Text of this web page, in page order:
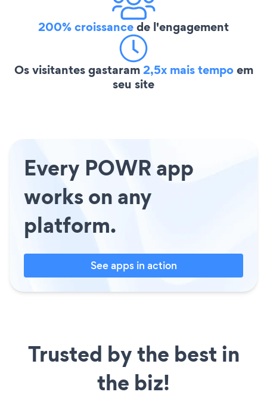
200% croissancede l'engagement
Os visitantes gastaram2,5x mais tempoem
seu site
Every POWR app
works on any
platform.
See apps in action
Trusted by the best in
the biz!